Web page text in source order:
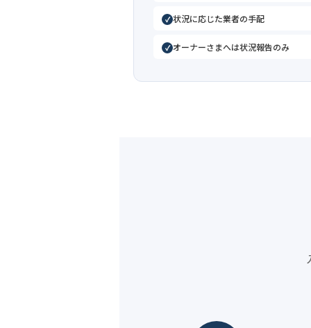
状況に応じた業者の手配
オーナーさまへは状況報告のみ